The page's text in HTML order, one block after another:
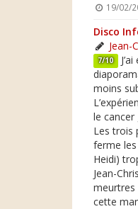
19/02/
Disco
Jean-
7/10
moins
le cancer
Les trois
ferme
Heidi)
Jean-
meurtres
cette